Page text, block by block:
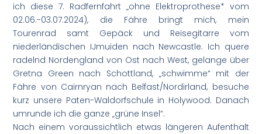
ich diese 7. Radfernfahrt „ohne Elektroprothese* vom
02.06.-03.07.2024), die Fähre bringt mich, mein
Tourenrad samt Gepäck und Reisegitarre vom
niederländischen IJmuiden nach Newcastle. Ich quere
radelnd Nordengland von Ost nach West, gelange über
Gretna Green nach Schottland, „schwimme“ mit der
Fähre von Cairnryan nach Belfast/Nordirland, besuche
kurz unsere Paten-Waldorfschule in Holywood. Danach
umrunde ich die ganze „grüne Insel“.
Nach einem voraussichtlich etwas längeren Aufenthalt